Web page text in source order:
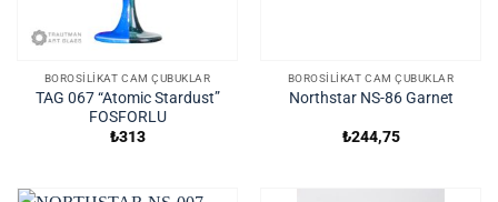
BOROSILIKAT CAM ÇUBUKLAR
TAG 067 “Atomic Stardust”
FOSFORLU
₺313
BOROSILIKAT CAM ÇUBUKLAR
Northstar NS-86 Garnet
₺244,75